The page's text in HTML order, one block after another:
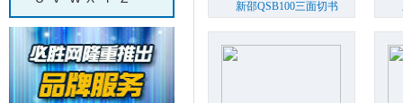
新邵QSB100三面切书